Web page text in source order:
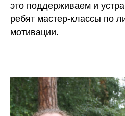
это поддерживаем и
ребят мастер-классы по
мотивации.